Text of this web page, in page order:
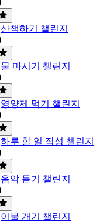
산책하기 챌린지
물 마시기 챌린지
영양제 먹기 챌린지
하루 할 일 작성 챌린지
음악 듣기 챌린지
이불 개기 챌린지